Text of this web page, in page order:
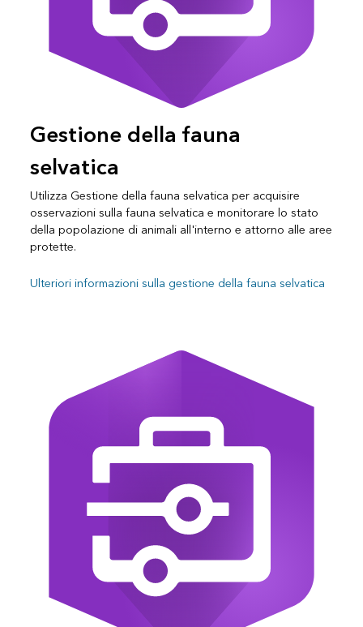
Gestione della fauna
selvatica
Utilizza Gestione della fauna selvatica per acquisire
osservazioni sulla fauna selvatica e monitorare lo stato
della popolazione di animali all'interno e attorno alle aree
protette.
Ulteriori informazioni sulla gestione della fauna selvatica